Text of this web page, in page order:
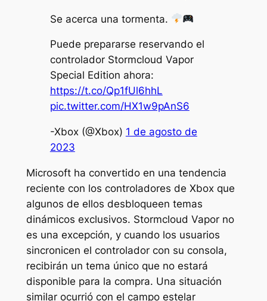
Se acerca una tormenta.
Puede prepararse reservando el
controlador Stormcloud Vapor
Special Edition ahora:
https://t.co/Qp1fUl6hhL
pic.twitter.com/HX1w9pAnS6
-Xbox (@Xbox) 1 de agosto de
2023
Microsoft ha convertido en una tendencia
reciente con los controladores de Xbox que
algunos de ellos desbloqueen temas
dinámicos exclusivos. Stormcloud Vapor no
es una excepción, y cuando los usuarios
sincronicen el controlador con su consola,
recibirán un tema único que no estará
disponible para la compra. Una situación
similar ocurrió con el campo estelar